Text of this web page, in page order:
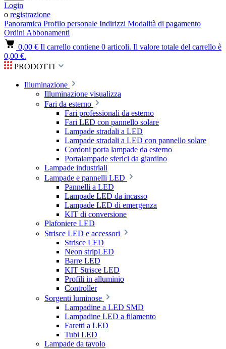
Login
o registrazione
Panoramica Profilo personale Indirizzi Modalità di pagamento
Ordini Abbonamenti
0,00 € Il carrello contiene 0 articoli. Il valore totale del carrello è
0,00 €.
PRODOTTI
Illuminazione
Illuminazione visualizza
Fari da esterno
Fari professionali da esterno
Fari LED con pannello solare
Lampade stradali a LED
Lampade stradali a LED con pannello solare
Cordoni porta lampade da esterno
Portalampade sferici da giardino
Lampade industriali
Lampade e pannelli LED
Pannelli a LED
Lampade LED da incasso
Lampade LED di emergenza
KIT di conversione
Plafoniere LED
Strisce LED e accessori
Strisce LED
Neon stripLED
Barre LED
KIT Strisce LED
Profili in alluminio
Controller
Sorgenti luminose
Lampadine a LED SMD
Lampadine LED a filamento
Faretti a LED
Tubi LED
Lampade da tavolo